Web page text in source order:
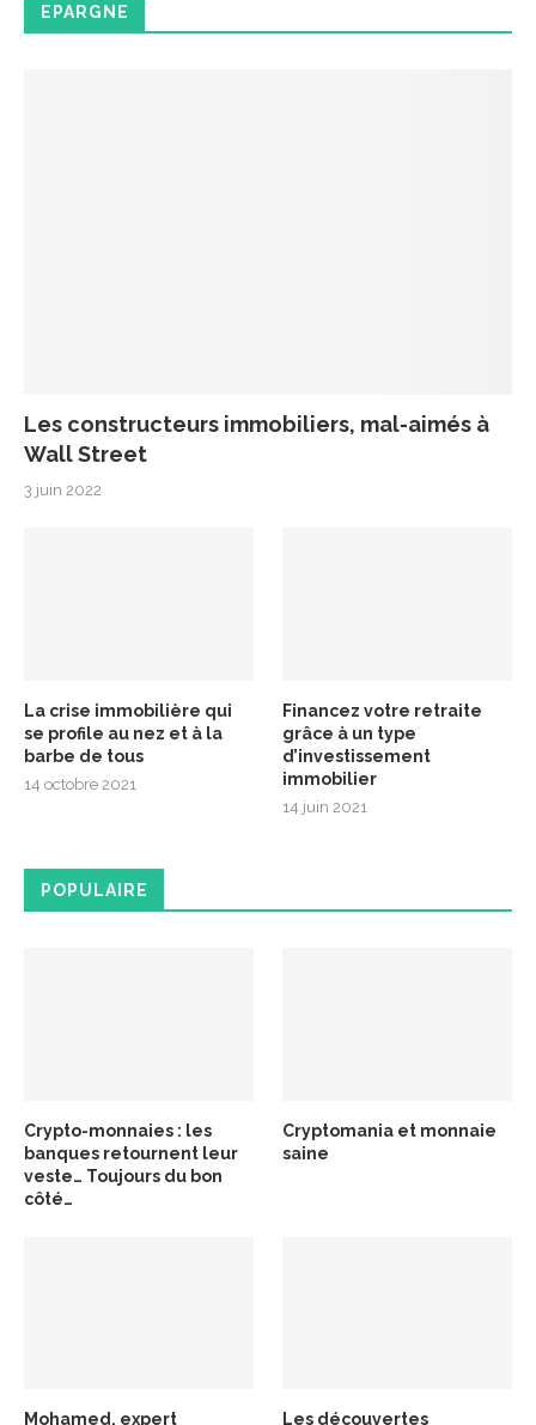
EPARGNE
Les constructeurs immobiliers, mal-aimés à
Wall Street
3 juin 2022
La crise immobilière qui
se profile au nez et à la
barbe de tous
14 octobre 2021
Financez votre retraite
grâce à un type
d’investissement
immobilier
14 juin 2021
POPULAIRE
Crypto-monnaies : les
banques retournent leur
veste… Toujours du bon
côté…
Cryptomania et monnaie
saine
Mohamed, expert Les découvertes